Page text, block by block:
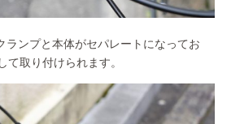
ランプと本体がセパレートになってお
て取り付けられます。